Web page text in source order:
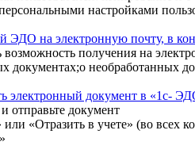
настройками
ЭДО на электронную почту, в
получения на
документах;о необработанных
электронный документ в «1с-
отправьте документ
или «Отразить в учете» (во всех